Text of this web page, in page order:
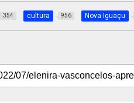
354 cultura 956 Nova Iguaçu